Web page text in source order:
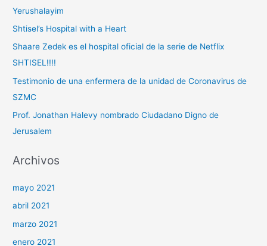
Yerushalayim
Shtisel’s Hospital with a Heart
Shaare Zedek es el hospital oficial de la serie de Netflix
SHTISEL!!!!
Testimonio de una enfermera de la unidad de Coronavirus de
SZMC
Prof. Jonathan Halevy nombrado Ciudadano Digno de
Jerusalem
Archivos
mayo 2021
abril 2021
marzo 2021
enero 2021